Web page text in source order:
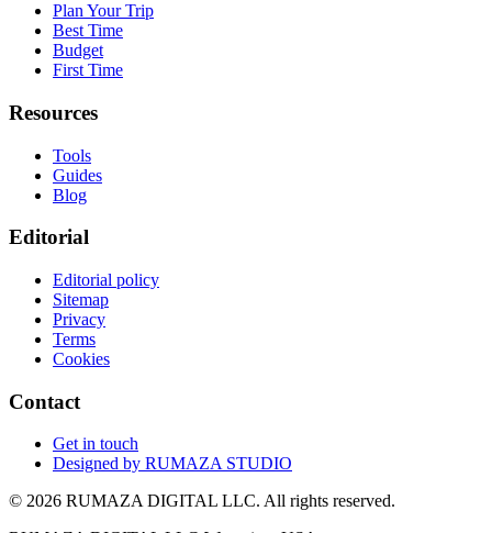
Plan Your Trip
Best Time
Budget
First Time
Resources
Tools
Guides
Blog
Editorial
Editorial policy
Sitemap
Privacy
Terms
Cookies
Contact
Get in touch
Designed by RUMAZA STUDIO
© 2026 RUMAZA DIGITAL LLC. All rights reserved.